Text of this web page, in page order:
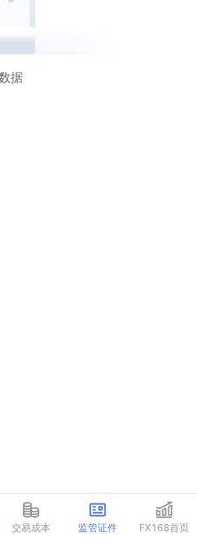
据
交易成本 监管证件 FX168首页